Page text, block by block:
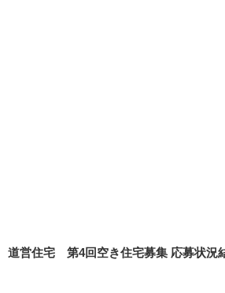
道営住宅 第4回空き住宅募集 応募状況